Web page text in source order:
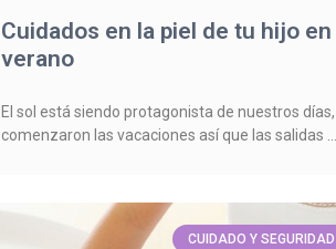
Cuidados en la piel de tu hijo en
verano
El sol está siendo protagonista de nuestros días,
comenzaron las vacaciones así que las salidas
CUIDADO Y SEGURIDAD